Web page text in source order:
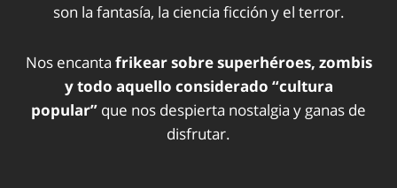
son la fantasía, la ciencia ficción y el terror.
Nos encanta frikear sobre superhéroes, zombis
y todo aquello considerado “cultura
popular” que nos despierta nostalgia y ganas de
disfrutar.